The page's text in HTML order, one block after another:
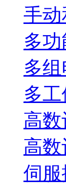
手动
多
多
多
高
高
伺服